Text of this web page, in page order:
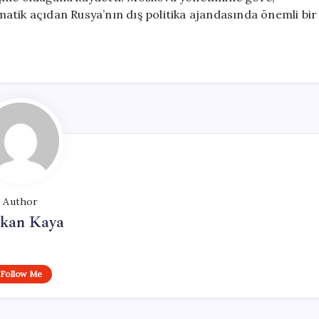
açıdan Rusya’nın dış politika ajandasında önemli bir
Author
Kaya
Follow Me